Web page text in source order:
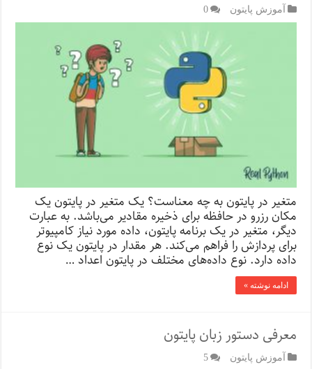
آموزش پایتون 0
متغیر در پایتون به چه معناست؟ یک متغیر در پایتون یک
مکان رزرو در حافظه برای ذخیره مقادیر می‌باشد. به عبارت
دیگر، متغیر در یک برنامه پایتون، داده مورد نیاز کامپیوتر
برای پردازش را فراهم می‌کند. هر مقدار در پایتون یک نوع
داده دارد. نوع داده‌های مختلف در پایتون اعداد …
ادامه نوشته »
معرفی دستور زبان پایتون
آموزش پایتون 5